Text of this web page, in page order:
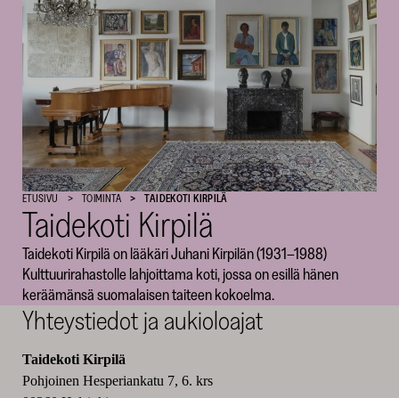
SKR
ETUSIVU TOIMINTA TAIDEKOTI KIRPILÄ
Taidekoti Kirpilä
Taidekoti Kirpilä on lääkäri Juhani Kirpilän (1931–1988)
Kulttuurirahastolle lahjoittama koti, jossa on esillä hänen
keräämänsä suomalaisen taiteen kokoelma.
Yhteystiedot ja aukioloajat
Taidekoti Kirpilä
Pohjoinen Hesperiankatu 7, 6. krs